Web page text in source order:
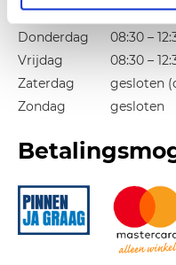
Woensdag
08:30 –
Donderdag
08:30 –
Vrijdag
08:30 –
Zaterdag
gesloten
Zondag
gesloten